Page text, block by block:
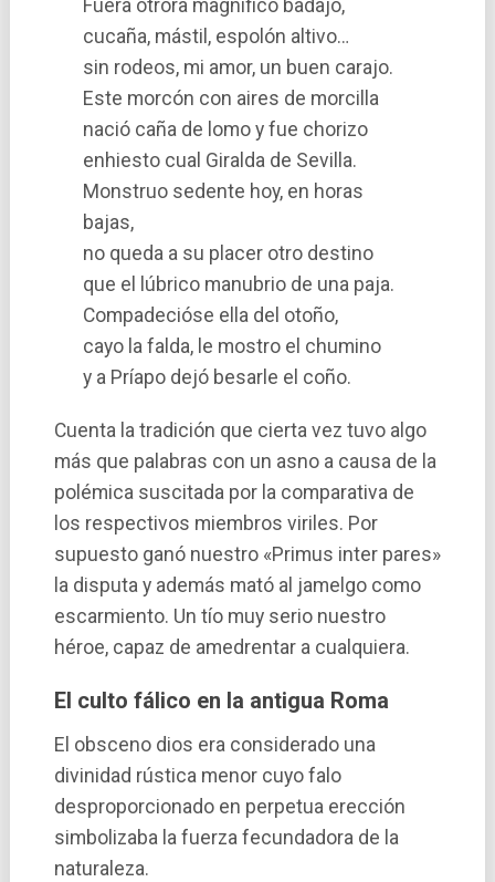
Fuera otrora magní­fico badajo,
cucaña, mástil, espolón altivo…
sin rodeos, mi amor, un buen carajo.
Este morcón con aires de morcilla
nació caña de lomo y fue chorizo
enhiesto cual Giralda de Sevilla.
Monstruo sedente hoy, en horas
bajas,
no queda a su placer otro destino
que el lúbrico manubrio de una paja.
Compadecióse ella del otoño,
cayo la falda, le mostro el chumino
y a Príapo dejó besarle el coño.
Cuenta la tradición que cierta vez tuvo algo
más que palabras con un asno a causa de la
polémica suscitada por la comparativa de
los respectivos miembros viriles. Por
supuesto ganó nuestro «Primus inter pares»
la disputa y además mató al jamelgo como
escarmiento. Un tí­o muy serio nuestro
héroe, capaz de amedrentar a cualquiera.
El culto fálico en la antigua Roma
El obsceno dios era considerado una
divinidad rústica menor cuyo falo
desproporcionado en perpetua erección
simbolizaba la fuerza fecundadora de la
naturaleza.